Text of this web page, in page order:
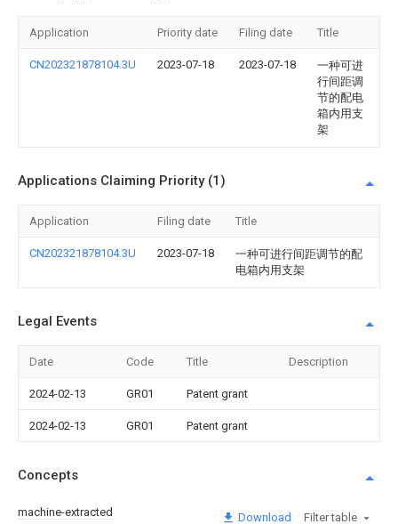
Application Priority date Filing date Title
CN202321878104.3U 2023-07-18 2023-07-18
一种可进
行间距调
节的配电
箱内用支
架
Applications Claiming Priority (1)
Application Filing date Title
CN202321878104.3U 2023-07-18
一种可进行间距调节的配
电箱内用支架
Legal Events
Date Code Title Description
2024-02-13 GR01 Patent grant
2024-02-13 GR01 Patent grant
Concepts
machine-extracted Download Filter table